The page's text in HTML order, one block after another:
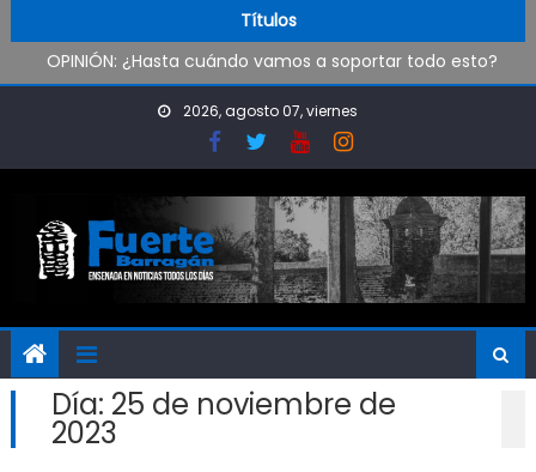
Títulos
Pueblo Nuevo suma boxeo y artes marciales
OPINIÓN: ¿Hasta cuándo vamos a soportar todo esto?
Oxbow Argentina brindó talleres de empleabilidad a
estudiantes de escuelas técnicas de Ensenada y Berisso
Oportunidad para ingresar a la Policía Bonaerense
2026, agosto 07, viernes
Día: 25 de noviembre de
2023